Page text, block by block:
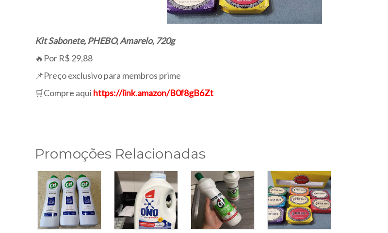
Kit Sabonete, PHEBO, Amarelo, 720g
🔥Por R$ 29,88
📌Preço exclusivo para membros prime
🛒Compre aqui https://link.amazon/B0f8gB6Zt
Promoções Relacionadas